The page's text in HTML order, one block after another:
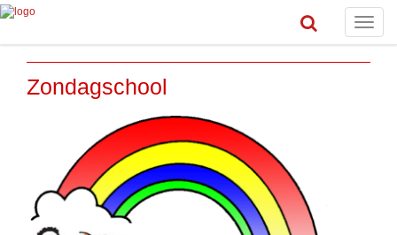
Toggle
Zondagschool